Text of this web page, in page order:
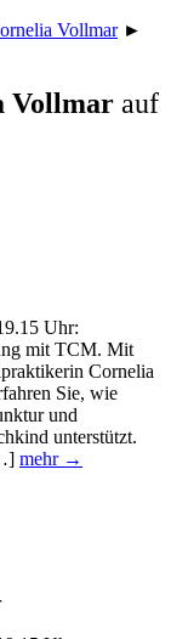
Vollmar►
Vollmar auf
Uhr:
mit TCM. Mit
Cornelia
Sie, wie
und
unterstützt.
mehr →